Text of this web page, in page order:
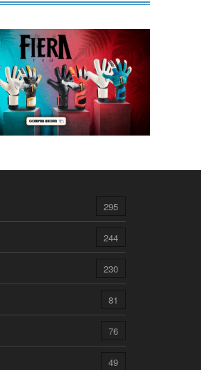
295
244
230
81
76
49